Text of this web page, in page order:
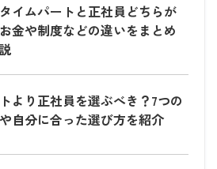
イムパートと正社員どちらが
金や制度などの違いをまとめ
より正社員を選ぶべき？7つの
自分に合った選び方を紹介